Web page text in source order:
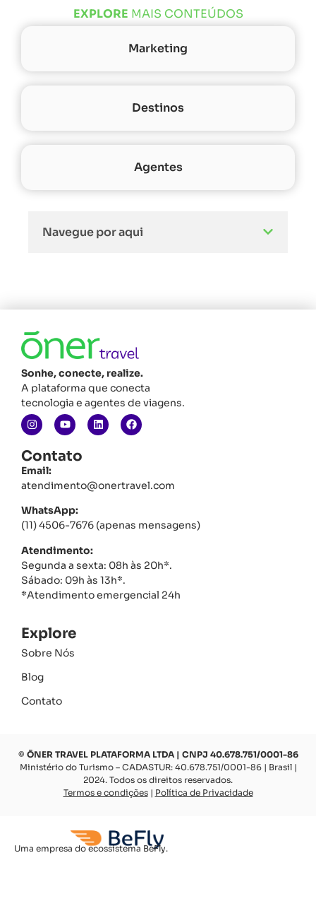
EXPLORE MAIS CONTEÚDOS
Marketing
Destinos
Agentes
Navegue por aqui
Sonhe, conecte, realize.
A plataforma que conecta
tecnologia e agentes de viagens.
Contato
Email:
atendimento@onertravel.com
WhatsApp:
(11) 4506-7676 (apenas mensagens)
Atendimento:
Segunda a sexta: 08h às 20h*.
Sábado: 09h às 13h*.
*Atendimento emergencial 24h
Explore
Sobre Nós
Blog
Contato
© ŌNER TRAVEL PLATAFORMA LTDA | CNPJ 40.678.751/0001-86
Ministério do Turismo – CADASTUR: 40.678.751/0001-86 | Brasil |
2024. Todos os direitos reservados.
Termos e condições| Política de Privacidade
Uma empresa do ecossistema BeFly.